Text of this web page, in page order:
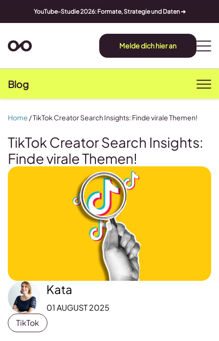
YouTube-Studie 2026: Formate, Strategie und Daten ➔
Melde dich hier an
Blog
TikTok Creator Search Insights:
Finde virale Themen!
Kata
01 AUGUST 2025
TikTok
Home /TikTok Creator Search Insights: Finde virale Themen!